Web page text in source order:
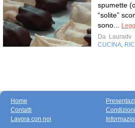
spumette
“solite”
sono...
Da Lauradv
CUCINA
Home
Contatti
Lavora con noi